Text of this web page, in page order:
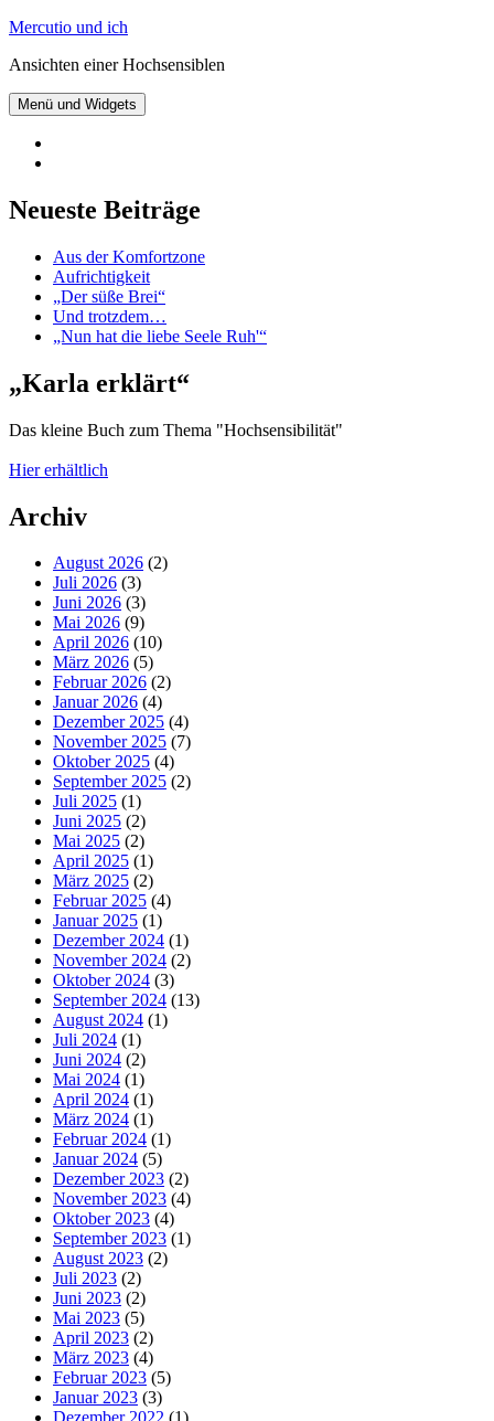
Zum
springen
Mercutio und ich
Ansichten einer Hochsensiblen
Menü und Widgets
Neueste Beiträge
Aus der Komfortzone
Aufrichtigkeit
„Der süße Brei“
Und trotzdem…
„Nun hat die liebe Seele Ruh'“
„Karla erklärt“
Das kleine Buch zum Thema "Hochsensibilität"
Hier erhältlich
Archiv
August 2026 (2)
Juli 2026 (3)
Juni 2026 (3)
Mai 2026 (9)
April 2026 (10)
März 2026 (5)
Februar 2026 (2)
Januar 2026 (4)
Dezember 2025 (4)
November 2025 (7)
Oktober 2025 (4)
September 2025 (2)
Juli 2025 (1)
Juni 2025 (2)
Mai 2025 (2)
April 2025 (1)
März 2025 (2)
Februar 2025 (4)
Januar 2025 (1)
Dezember 2024 (1)
November 2024 (2)
Oktober 2024 (3)
September 2024 (13)
August 2024 (1)
Juli 2024 (1)
Juni 2024 (2)
Mai 2024 (1)
April 2024 (1)
März 2024 (1)
Februar 2024 (1)
Januar 2024 (5)
Dezember 2023 (2)
November 2023 (4)
Oktober 2023 (4)
September 2023 (1)
August 2023 (2)
Juli 2023 (2)
Juni 2023 (2)
Mai 2023 (5)
April 2023 (2)
März 2023 (4)
Februar 2023 (5)
Januar 2023 (3)